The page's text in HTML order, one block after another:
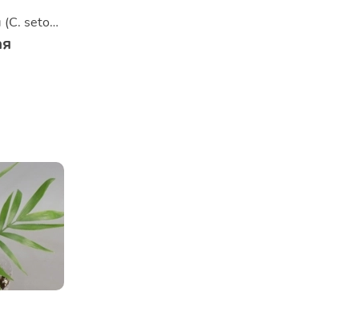
Ктенанта опушенная (C. setosa)